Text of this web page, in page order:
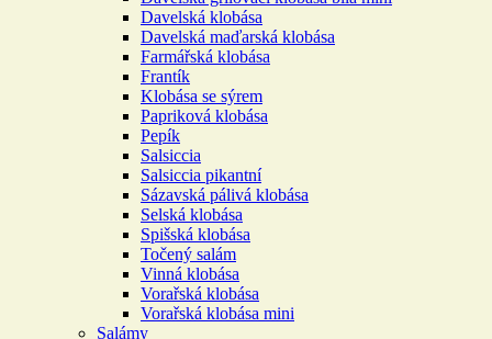
Davelská klobása
Davelská maďarská klobása
Farmářská klobása
Frantík
Klobása se sýrem
Papriková klobása
Pepík
Salsiccia
Salsiccia pikantní
Sázavská pálivá klobása
Selská klobása
Spišská klobása
Točený salám
Vinná klobása
Vorařská klobása
Vorařská klobása mini
Salámy